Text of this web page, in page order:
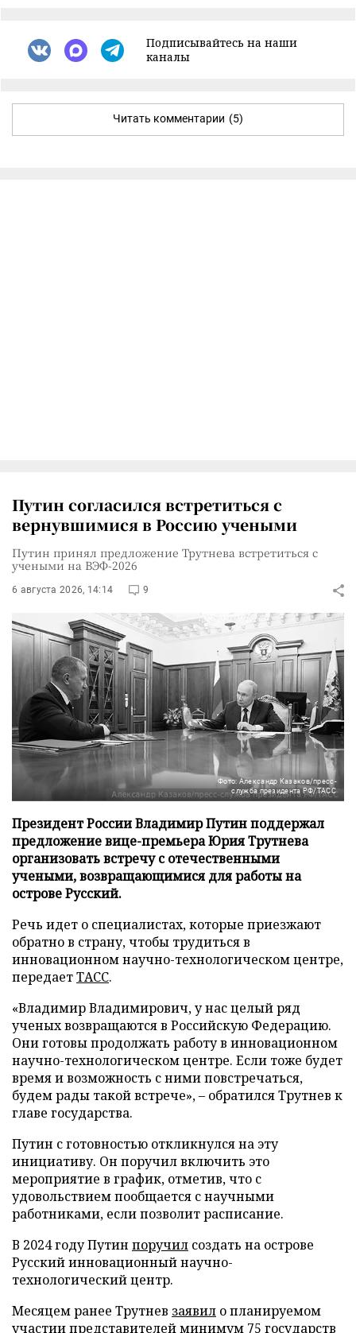
Подписывайтесь на наши
каналы
Читать комментарии (5)
Путин согласился встретиться с
вернувшимися в Россию учеными
Путин принял предложение Трутнева встретиться с
учеными на ВЭФ-2026
6 августа 2026, 14:14 9
Фото: Александр Казаков/пресс-
служба президента РФ/ТАСС
Президент России Владимир Путин поддержал
предложение вице-премьера Юрия Трутнева
организовать встречу с отечественными
учеными, возвращающимися для работы на
острове Русский.
Речь идет о специалистах, которые приезжают
обратно в страну, чтобы трудиться в
инновационном научно-технологическом центре,
передаетТАСС.
«Владимир Владимирович, у нас целый ряд
ученых возвращаются в Российскую Федерацию.
Они готовы продолжать работу в инновационном
научно-технологическом центре. Если тоже будет
время и возможность с ними повстречаться,
будем рады такой встрече», – обратился Трутнев к
главе государства.
Путин с готовностью откликнулся на эту
инициативу. Он поручил включить это
мероприятие в график, отметив, что с
удовольствием пообщается с научными
работниками, если позволит расписание.
В 2024 году Путин поручил создать на острове
Русский инновационный научно-
технологический центр.
Месяцем ранее Трутнев заявил о планируемом
участии представителей минимум 75 государств